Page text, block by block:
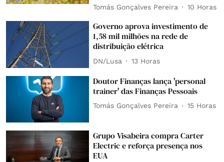
Tomás Gonçalves Pereira 10 Horas
Governo aprova investimento de
1,58 mil milhões na rede de
distribuição elétrica
DN/Lusa 13 Horas
Doutor Finanças lança 'personal
trainer' das Finanças Pessoais
Tomás Gonçalves Pereira 15 Horas
Grupo Visabeira compra Carter
Electric e reforça presença nos
EUA